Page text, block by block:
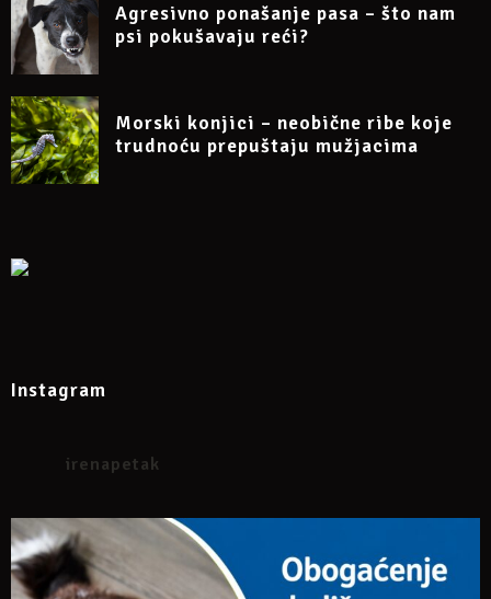
Više informacija na Facebook eventu
https://www.facebook.com/events/1801114573808516
Agresivno ponašanje pasa – što nam
psi pokušavaju reći?
Morski konjici – neobične ribe koje
trudnoću prepuštaju mužjacima
Instagram
irenapetak